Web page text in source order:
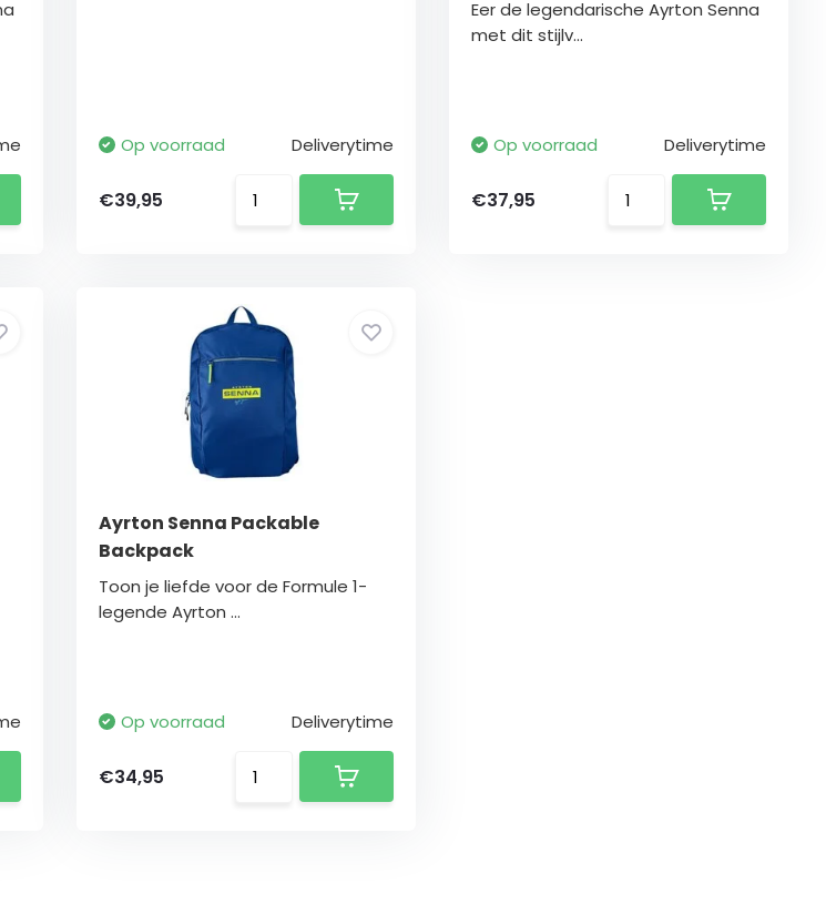
Op voorraad Deliverytime
€39,95
Eer de legendarische Ayrton Senna
met dit stijlv...
Op voorraad Deliverytime
€37,95
Ayrton Senna Packable
Backpack
Toon je liefde voor de Formule 1-
legende Ayrton ...
Op voorraad Deliverytime
€34,95